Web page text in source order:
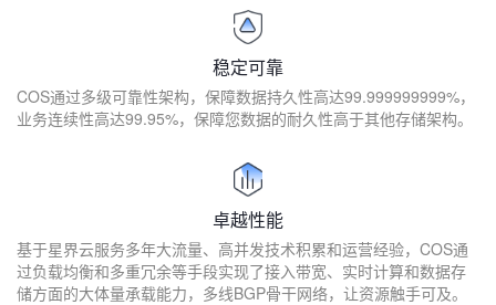
稳定可靠
COS通过多级可靠性架构，保障数据持久性高达99.999999999%，
业务连续性高达99.95%，保障您数据的耐久性高于其他存储架构。
卓越性能
基于星界云服务多年大流量、高并发技术积累和运营经验，COS通
过负载均衡和多重冗余等手段实现了接入带宽、实时计算和数据存
储方面的大体量承载能力，多线BGP骨干网络，让资源触手可及。